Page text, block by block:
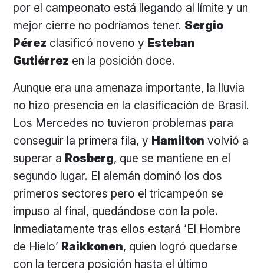
por el campeonato está llegando al límite y un
mejor cierre no podríamos tener. Sergio
Pérez clasificó noveno y Esteban
Gutiérrez en la posición doce.
Aunque era una amenaza importante, la lluvia
no hizo presencia en la clasificación de Brasil.
Los Mercedes no tuvieron problemas para
conseguir la primera fila, y Hamilton volvió a
superar a Rosberg, que se mantiene en el
segundo lugar. El alemán dominó los dos
primeros sectores pero el tricampeón se
impuso al final, quedándose con la pole.
Inmediatamente tras ellos estará ‘El Hombre
de Hielo’ Raikkonen, quien logró quedarse
con la tercera posición hasta el último